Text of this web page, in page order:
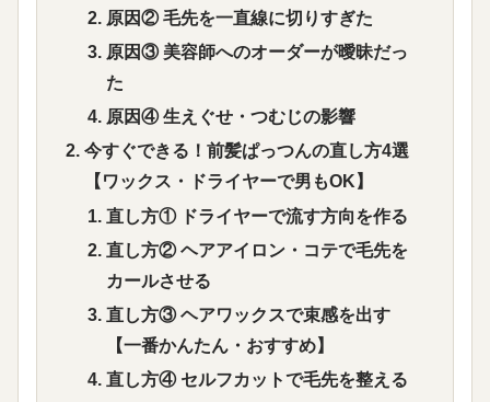
原因② 毛先を一直線に切りすぎた
原因③ 美容師へのオーダーが曖昧だっ
た
原因④ 生えぐせ・つむじの影響
今すぐできる！前髪ぱっつんの直し方4選
【ワックス・ドライヤーで男もOK】
直し方① ドライヤーで流す方向を作る
直し方② ヘアアイロン・コテで毛先を
カールさせる
直し方③ ヘアワックスで束感を出す
【一番かんたん・おすすめ】
直し方④ セルフカットで毛先を整える